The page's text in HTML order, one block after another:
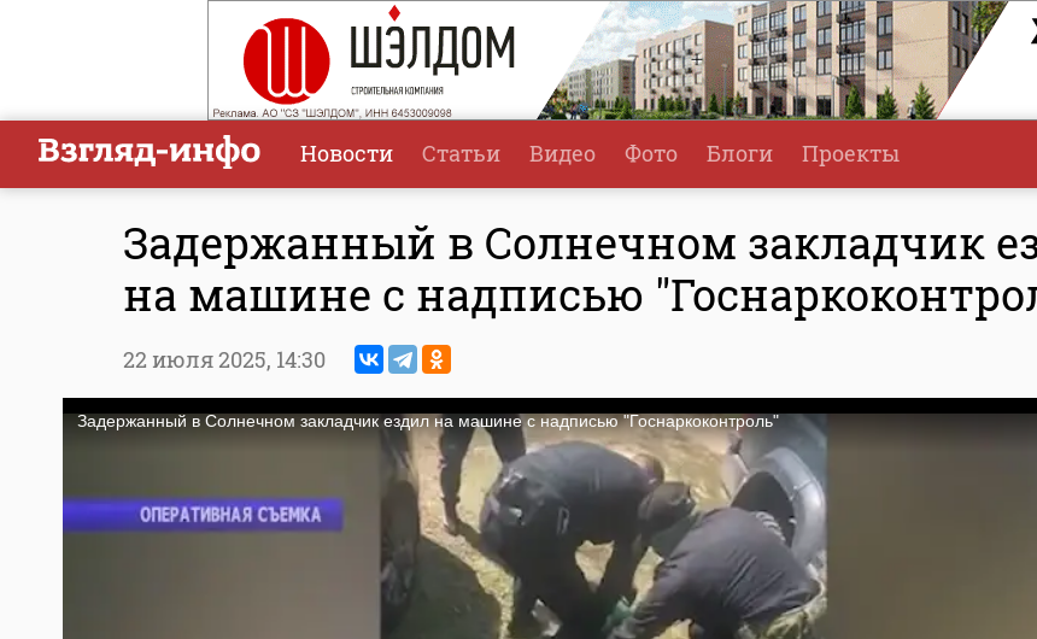
Новости Статьи Видео Фото Блоги Проекты
Задержанный в Солнечном закладчик
на машине с надписью
22 июля 2025, 14:30